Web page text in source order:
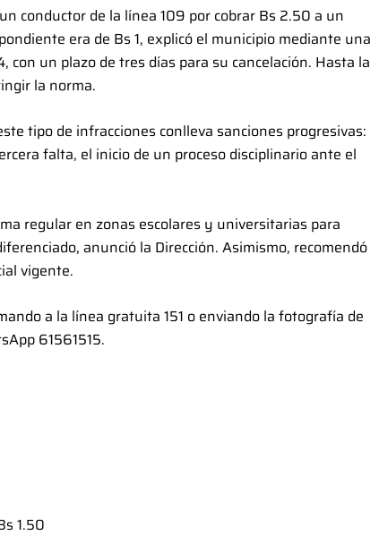
conductor de la línea 109 por cobrar Bs 2.50 a un
era de Bs 1, explicó el municipio mediante una
con un plazo de tres días para su cancelación. Hasta la
la norma.
tipo de infracciones conlleva sanciones progresivas:
falta, el inicio de un proceso disciplinario ante el
regular en zonas escolares y universitarias para
anunció la Dirección. Asimismo, recomendó
vigente.
a la línea gratuita 151 o enviando la fotografía de
61561515.
1.50